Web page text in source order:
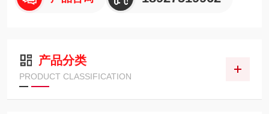
产品分类
PRODUCT CLASSIFICATION